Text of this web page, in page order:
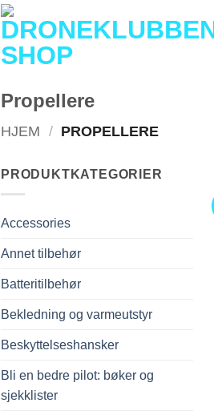
Propellere
HJEM / PROPELLERE
PRODUKTKATEGORIER
Accessories
Annet tilbehør
Batteritilbehør
Bekledning og varmeutstyr
Beskyttelseshansker
Bli en bedre pilot: bøker og
sjekklister